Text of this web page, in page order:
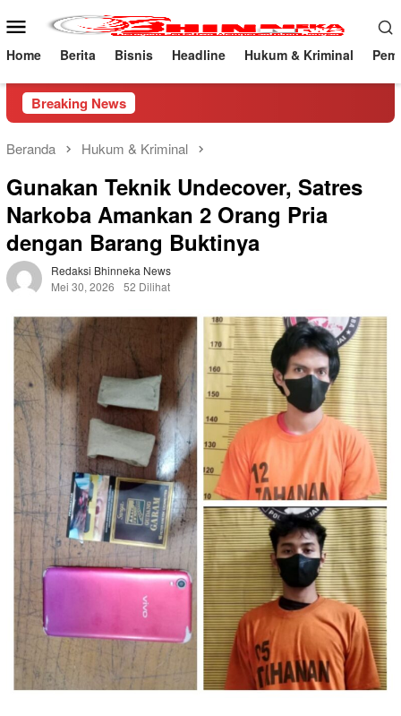
ke
konten
Menu
Mobile
Home Berita Bisnis Headline Hukum & Kriminal
Breaking News
Beranda Hukum & Kriminal
Gunakan Teknik Undecover, Satres
Narkoba Amankan 2 Orang Pria
dengan Barang Buktinya
Redaksi Bhinneka News
Mei 30, 2026
52 Dilihat